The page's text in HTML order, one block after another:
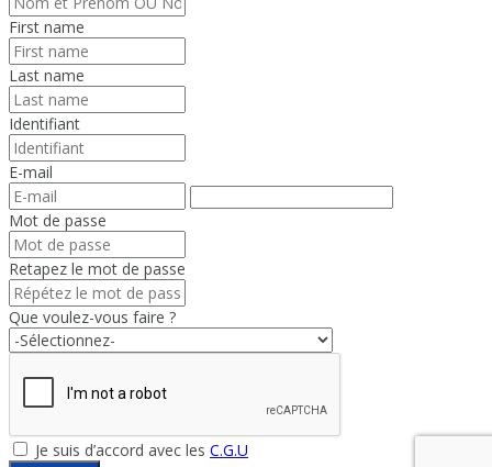
First name
Last name
Identifiant
E-mail
Mot de passe
Retapez le mot de passe
Que voulez-vous faire ?
Je suis d’accord avec les C.G.U